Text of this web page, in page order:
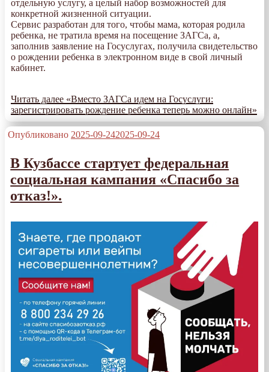
отдельную услугу, а целый набор возможностей для
конкретной жизненной ситуации.
Сервис разработан для того, чтобы мама, которая родила
ребенка, не тратила время на посещение ЗАГСа, а,
заполнив заявление на Госуслугах, получила свидетельство
о рождении ребенка в электронном виде в свой личный
кабинет.
Читать далее «Вместо ЗАГСа идем на Госуслуги:
зарегистрировать рождение ребенка теперь можно онлайн»
Опубликовано 2025-09-242025-09-24
В Кузбассе стартует федеральная
социальная кампания «Спасибо за
отказ!».